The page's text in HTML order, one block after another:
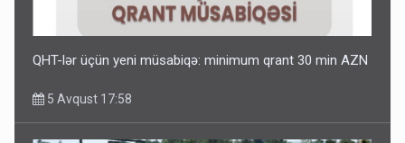
QHT-lər üçün yeni müsabiqə: minimum qrant 30 min AZN
5 Avqust 17:58